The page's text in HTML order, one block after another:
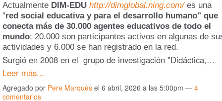
Actualmente DIM-EDU http://dimglobal.ning.com/es una
"red social educativa y para el desarrollo humano" que
conecta más de 30.000 agentes educativos de todo el
mundo; 20.000 son participantes activos en algunas de
actividades y 6.000 se han registrado en la red.
Surgió en 2008 en el grupo de investigación "Didáctica,…
Leer más...
Agregado por Pere Marquès el 6 abril, 2026 a las 5:00pm — 4
comentarios